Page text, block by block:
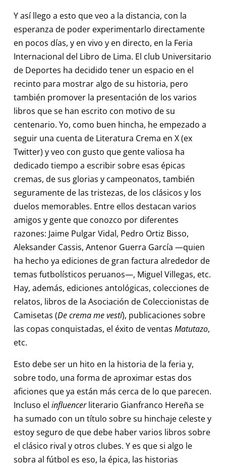
Y así llego a esto que veo a la distancia, con la
esperanza de poder experimentarlo directamente
en pocos días, y en vivo y en directo, en la Feria
Internacional del Libro de Lima. El club Universitario
de Deportes ha decidido tener un espacio en el
recinto para mostrar algo de su historia, pero
también promover la presentación de los varios
libros que se han escrito con motivo de su
centenario. Yo, como buen hincha, he empezado a
seguir una cuenta de Literatura Crema en X (ex
Twitter) y veo con gusto que gente valiosa ha
dedicado tiempo a escribir sobre esas épicas
cremas, de sus glorias y campeonatos, también
seguramente de las tristezas, de los clásicos y los
duelos memorables. Entre ellos destacan varios
amigos y gente que conozco por diferentes
razones: Jaime Pulgar Vidal, Pedro Ortiz Bisso,
Aleksander Cassis, Antenor Guerra García —quien
ha hecho ya ediciones de gran factura alrededor de
temas futbolísticos peruanos—, Miguel Villegas, etc.
Hay, además, ediciones antológicas, colecciones de
relatos, libros de la Asociación de Coleccionistas de
Camisetas (De crema me vestí), publicaciones sobre
las copas conquistadas, el éxito de ventas Matutazo,
etc.
Esto debe ser un hito en la historia de la feria y,
sobre todo, una forma de aproximar estas dos
aficiones que ya están más cerca de lo que parecen.
Incluso el influencerliterario Gianfranco Hereña se
ha sumado con un título sobre su hinchaje celeste y
estoy seguro de que debe haber varios libros sobre
el clásico rival y otros clubes. Y es que si algo le
sobra al fútbol es eso, la épica, las historias